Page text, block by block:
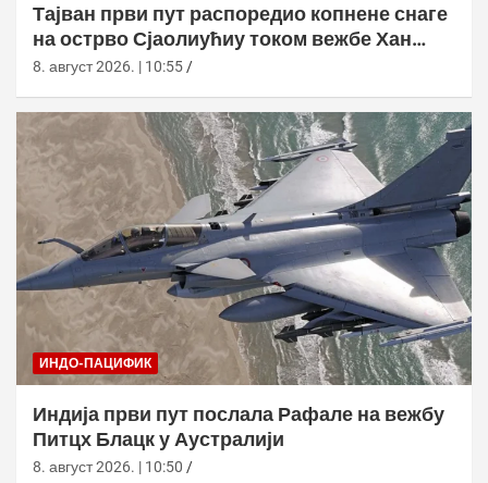
Тајван први пут распоредио копнене снаге
на острво Сјаолиућиу током вежбе Хан
Куанг 42
8. август 2026. | 10:55
ИНДО-ПАЦИФИК
Индија први пут послала Рафале на вежбу
Питцх Блацк у Аустралији
8. август 2026. | 10:50